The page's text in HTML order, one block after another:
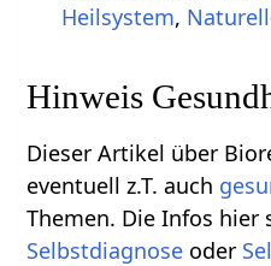
Heilsystem,
Hinweis
Dieser Artikel über
eventuell z.T. auch
Themen. Die Infos hier
Selbstdiagnose oder